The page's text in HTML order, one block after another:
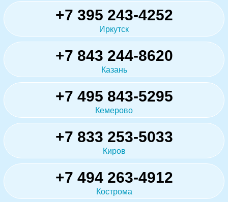
+7 395 243-4252
Иркутск
+7 843 244-8620
Казань
+7 495 843-5295
Кемерово
+7 833 253-5033
Киров
+7 494 263-4912
Кострома